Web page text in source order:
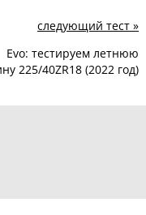
следующий тест »
Evo: тестируем летнюю
225/40ZR18 (2022 год)